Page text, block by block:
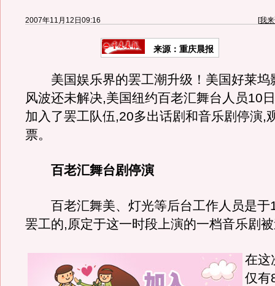
2007年11月12日09:16 [我
来源：重庆晨报
美国娱乐界的罢工潮升级！美国好莱坞
风波还未解决,美国纽约百老汇舞台人员10
加入了罢工队伍,20多出话剧和音乐剧停演,
票。
百老汇舞台剧停演
百老汇舞美、灯光等后台工作人员是于
罢工的,原定于这一时段上演的一档音乐剧
在这
仅有